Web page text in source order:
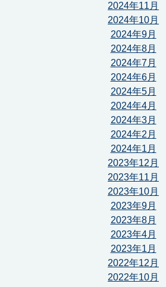
2024年11月
2024年10月
2024年9月
2024年8月
2024年7月
2024年6月
2024年5月
2024年4月
2024年3月
2024年2月
2024年1月
2023年12月
2023年11月
2023年10月
2023年9月
2023年8月
2023年4月
2023年1月
2022年12月
2022年10月